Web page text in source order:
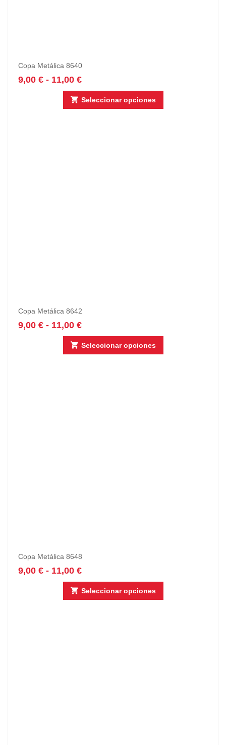
Copa Metálica 8640
9,00 € - 11,00 €
Seleccionar opciones
Copa Metálica 8642
9,00 € - 11,00 €
Seleccionar opciones
Copa Metálica 8648
9,00 € - 11,00 €
Seleccionar opciones